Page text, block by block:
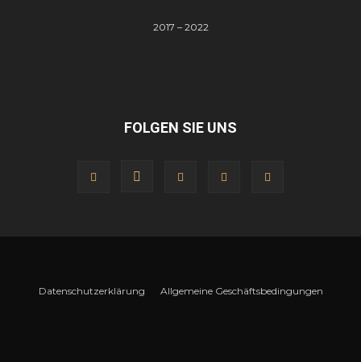
2017 – 2022
FOLGEN SIE UNS
Datenschutzerklärung Allgemeine Geschäftsbedingungen